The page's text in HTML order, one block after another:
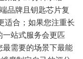
品牌且钥匙芯片复
适合；如果您注重长
站式服务会更匹
最需要的场景下最能